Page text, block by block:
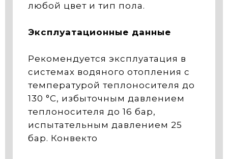
любой цвет и тип пола.
Эксплуатационные данные
Рекомендуется эксплуатация в
системах водяного отопления с
температурой теплоносителя до
130 °С, избыточным давлением
теплоносителя до 16 бар,
испытательным давлением 25
бар. Конвекто